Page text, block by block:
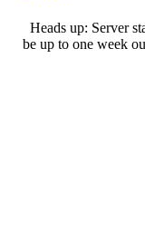
Heads up: Server
be up to one week